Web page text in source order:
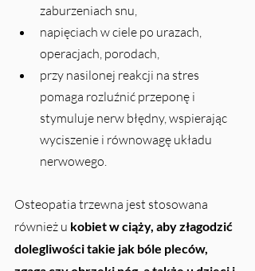
zaburzeniach snu,
napięciach w ciele po urazach,
operacjach, porodach,
przy nasilonej reakcji na stres
pomaga rozluźnić przeponę i
stymuluje nerw błędny, wspierając
wyciszenie i równowagę układu
nerwowego.
Osteopatia trzewna jest stosowana
również u kobiet w ciąży, aby złagodzić
dolegliwości takie jak bóle pleców,